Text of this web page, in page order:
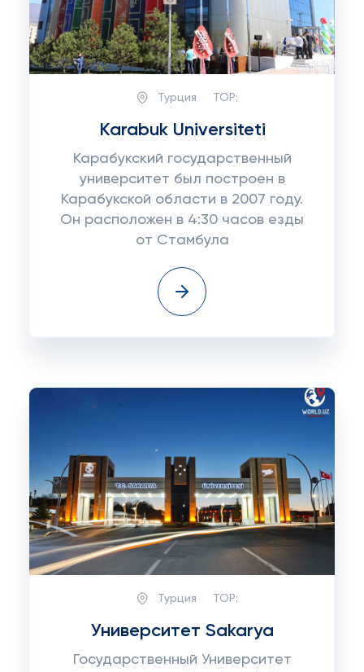
Турция TOP:
Karabuk Universiteti
Карабукский государственный
университет был построен в
Карабукской области в 2007 году.
Он расположен в 4:30 часов езды
от Стамбула
Турция TOP:
Университет Sakarya
Государственный Университет